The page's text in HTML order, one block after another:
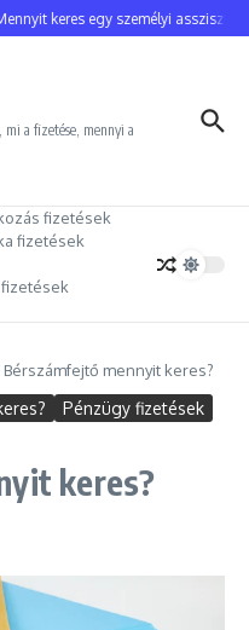
keres egy személyi asszisztens?
a fizetése, mennyi a
fizetések
fizetések
Bérszámfejtő mennyit keres?
Pénzügy fizetések
keres?